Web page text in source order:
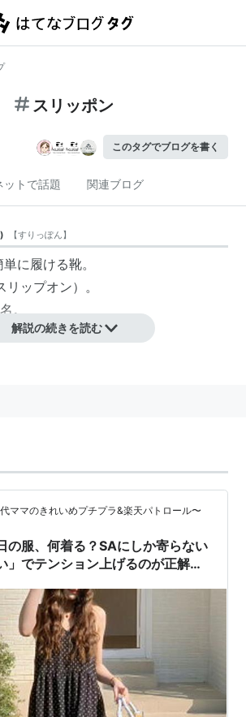
スリッポン
このタグでブログを書く
ットで話題 関連ブログ
) 【すりっぽん】
に履ける靴。
ップオン）。
。
解説の続きを読む
ママのきれいめプチプラ&楽天パトロール〜
の服、何着る？SAにしか寄らない
」でテンション上げるのが正解で